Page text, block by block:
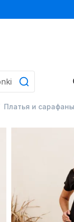
Платья и сарафаны